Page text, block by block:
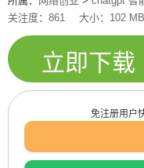
关注度：861
大小：102 MB
立即下载
免注册用户